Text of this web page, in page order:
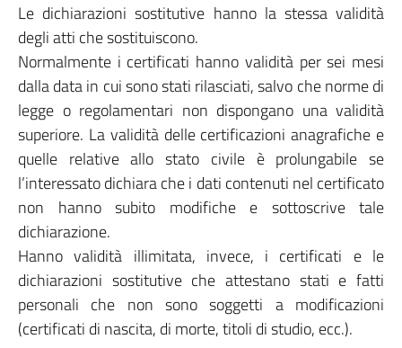
Le dichiarazioni sostitutive hanno la stessa validità
degli atti che sostituiscono.
Normalmente i certificati hanno validità per sei mesi
dalla data in cui sono stati rilasciati, salvo che norme di
legge o regolamentari non dispongano una validità
superiore. La validità delle certificazioni anagrafiche e
quelle relative allo stato civile è prolungabile se
l’interessato dichiara che i dati contenuti nel certificato
non hanno subito modifiche e sottoscrive tale
dichiarazione.
Hanno validità illimitata, invece, i certificati e le
dichiarazioni sostitutive che attestano stati e fatti
personali che non sono soggetti a modificazioni
(certificati di nascita, di morte, titoli di studio, ecc.).